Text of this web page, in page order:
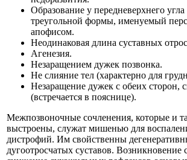
Образование у передневерхнего
треугольной формы, именуемый
апофисом.
Неодинаковая длина суставных
Агенезия.
Незаращением дужек позвонка.
Не слияние тел (характерно для
Незаращение дужек с обеих сторон,
(встречается в пояснице).
Межпозвоночные сочленения, которые и
выстроены, служат мишенью для
дистрофий. Им свойственны
дугоотросчатых суставов. Возникновение